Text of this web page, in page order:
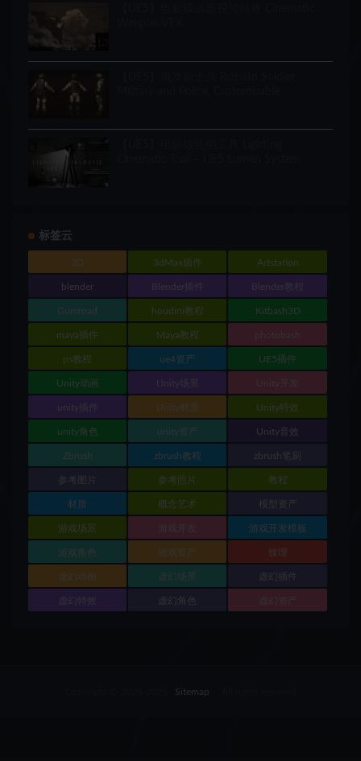
标签云
3D 3dMax插件 Artstation
blender Blender插件 Blender教程
Gumroad houdini教程 Kitbash3D
maya插件 Maya教程 photobash
ps教程 ue4资产 UE5插件
Unity动画 Unity场景 Unity开发
unity插件 Unity材质 Unity特效
unity角色 unity资产 Unity音效
Zbrush zbrush教程 zbrush笔刷
参考图片 参考照片 教程
材质 概念艺术 模型资产
游戏场景 游戏开发 游戏开发模板
游戏角色 游戏资产 纹理
虚幻动画 虚幻场景 虚幻插件
虚幻特效 虚幻角色 虚幻资产
Sitemap